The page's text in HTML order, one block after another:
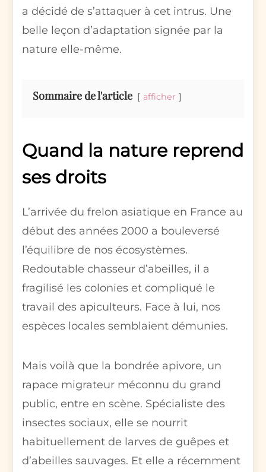
a décidé de s’attaquer à cet intrus. Une
belle leçon d’adaptation signée par la
nature elle-même.
Sommaire de l'article afficher
Quand la nature reprend
ses droits
L’arrivée du frelon asiatique en France au
début des années 2000 a bouleversé
l’équilibre de nos écosystèmes.
Redoutable chasseur d’abeilles, il a
fragilisé les colonies et compliqué le
travail des apiculteurs. Face à lui, nos
espèces locales semblaient démunies.
Mais voilà que la bondrée apivore, un
rapace migrateur méconnu du grand
public, entre en scène. Spécialiste des
insectes sociaux, elle se nourrit
habituellement de larves de guêpes et
d’abeilles sauvages. Et elle a récemment